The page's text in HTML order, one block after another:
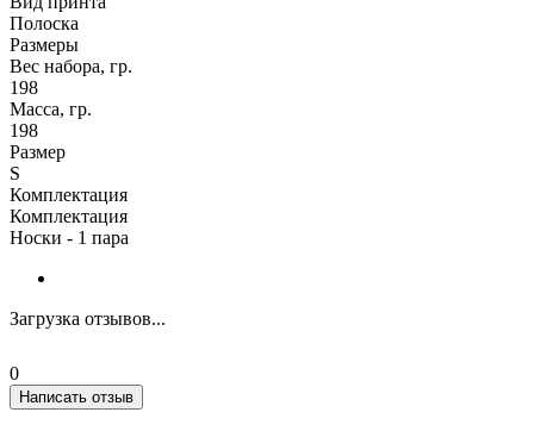
Полоска
Размеры
Вес набора, гр.
198
Масса, гр.
198
Размер
S
Комплектация
Комплектация
Носки - 1 пара
Загрузка отзывов...
0
Написать отзыв